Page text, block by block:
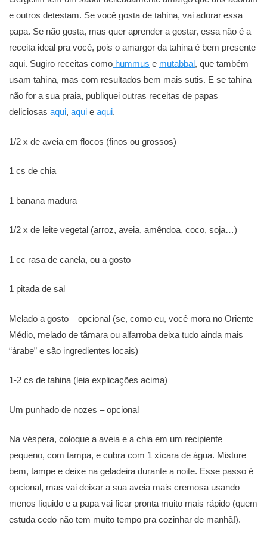
e outros detestam. Se você gosta de tahina, vai adorar essa
papa. Se não gosta, mas quer aprender a gostar, essa não é a
receita ideal pra você, pois o amargor da tahina é bem presente
aqui. Sugiro receitas como hummus e mutabbal, que também
usam tahina, mas com resultados bem mais sutis. E se tahina
não for a sua praia, publiquei outras receitas de papas
deliciosas aqui, aqui e aqui.
1/2 x de aveia em flocos (finos ou grossos)
1 cs de chia
1 banana madura
1/2 x de leite vegetal (arroz, aveia, amêndoa, coco, soja…)
1 cc rasa de canela, ou a gosto
1 pitada de sal
Melado a gosto – opcional (se, como eu, você mora no Oriente
Médio, melado de tâmara ou alfarroba deixa tudo ainda mais
“árabe” e são ingredientes locais)
1-2 cs de tahina (leia explicações acima)
Um punhado de nozes – opcional
Na véspera, coloque a aveia e a chia em um recipiente
pequeno, com tampa, e cubra com 1 xícara de água. Misture
bem, tampe e deixe na geladeira durante a noite. Esse passo é
opcional, mas vai deixar a sua aveia mais cremosa usando
menos líquido e a papa vai ficar pronta muito mais rápido (quem
estuda cedo não tem muito tempo pra cozinhar de manhã!).